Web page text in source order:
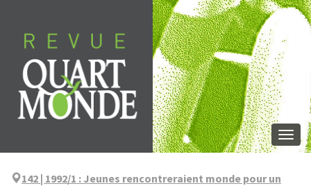
contenu
142 | 1992/1 : Jeunes rencontreraient monde pour un